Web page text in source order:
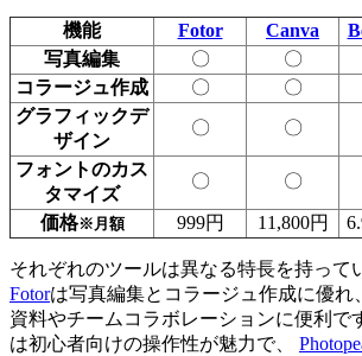
機能 Fotor Canva
写真編集
〇 〇
コラージュ作成
〇 〇
グラフィックデ
ザイン
〇 〇
フォントのカス
タマイズ
〇 〇
価格※月額 999円 11,800円
それぞれのツールは異なる特長を持って
Fotorは写真編集とコラージュ作成に優れ
資料やチームコラボレーションに便利で
は初心者向けの操作性が魅力で、